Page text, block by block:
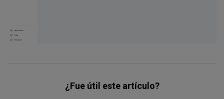
¿Fue útil este artículo?